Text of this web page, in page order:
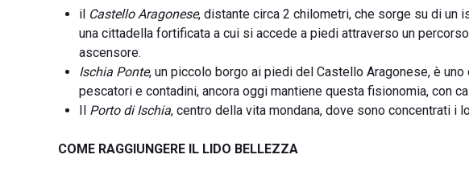
il Castello Aragonese, distante circa 2 chilometri, che sorge su di un
una cittadella fortificata a cui si accede a piedi attraverso un
ascensore.
Ischia Ponte, un piccolo borgo ai piedi del Castello Aragonese, è
pescatori e contadini, ancora oggi mantiene questa fisionomia, con
Il Porto di Ischia, centro della vita mondana, dove sono concentrati i
COME RAGGIUNGERE IL LIDO BELLEZZA